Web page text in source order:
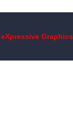
eXpressive Graphics